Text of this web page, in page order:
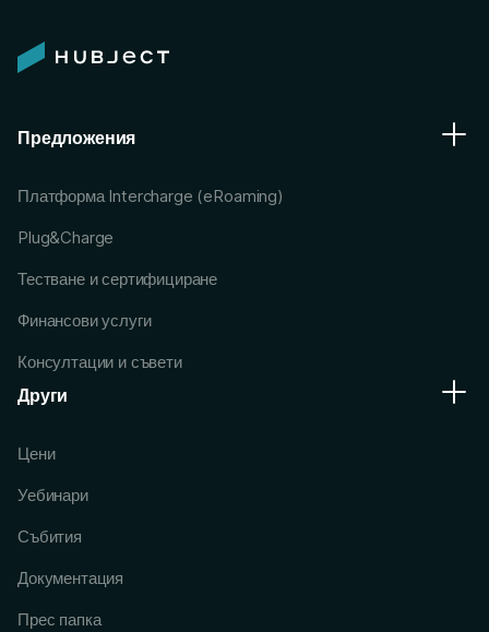
Предложения
Платформа Intercharge (eRoaming)
Plug&Charge
Тестване и сертифициране
Финансови услуги
Консултации и съвети
Други
Цени
Уебинари
Събития
Документация
Прес папка